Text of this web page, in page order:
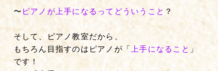
〜 ピアノが上手になるってどういうこと ？
そして、
ピアノ教室だから、
もちろん目指すのはピアノが「
上手になること 」
です！